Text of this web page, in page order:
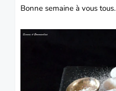
Bonne semaine à vous tous.